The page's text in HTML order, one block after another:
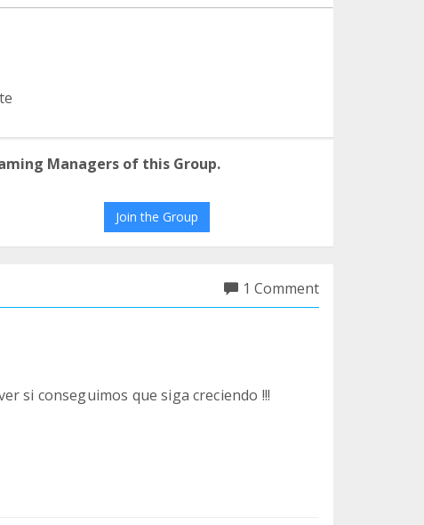
Managers of this Group.
Join the Group
1 Comment
si conseguimos que siga creciendo !!!